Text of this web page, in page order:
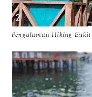
Pengalaman Hiking